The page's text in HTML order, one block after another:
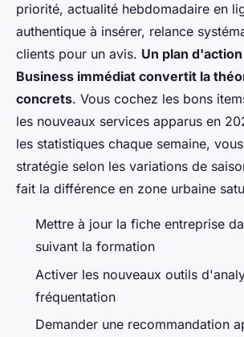
priorité, actualité hebdomadaire en
authentique à insérer, relance
clients pour un avis. Un plan
Business immédiat convertit la
concrets. Vous cochez les bons
les nouveaux services apparus en
les statistiques chaque semaine,
stratégie selon les variations de
fait la différence en zone urbaine
Mettre à jour la fiche entreprise
suivant la formation
Activer les nouveaux outils
fréquentation
Demander une recommandation